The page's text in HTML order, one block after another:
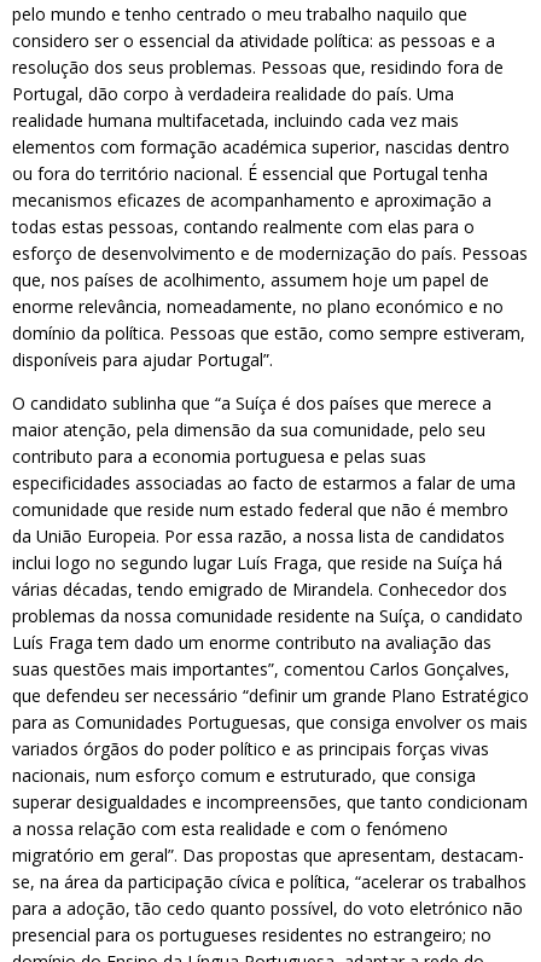
pelo mundo e tenho centrado o meu trabalho naquilo que
considero ser o essencial da atividade política: as pessoas e a
resolução dos seus problemas. Pessoas que, residindo fora de
Portugal, dão corpo à verdadeira realidade do país. Uma
realidade humana multifacetada, incluindo cada vez mais
elementos com formação académica superior, nascidas dentro
ou fora do território nacional. É essencial que Portugal tenha
mecanismos eficazes de acompanhamento e aproximação a
todas estas pessoas, contando realmente com elas para o
esforço de desenvolvimento e de modernização do país. Pessoas
que, nos países de acolhimento, assumem hoje um papel de
enorme relevância, nomeadamente, no plano económico e no
domínio da política. Pessoas que estão, como sempre estiveram,
disponíveis para ajudar Portugal”.
O candidato sublinha que “a Suíça é dos países que merece a
maior atenção, pela dimensão da sua comunidade, pelo seu
contributo para a economia portuguesa e pelas suas
especificidades associadas ao facto de estarmos a falar de uma
comunidade que reside num estado federal que não é membro
da União Europeia. Por essa razão, a nossa lista de candidatos
inclui logo no segundo lugar Luís Fraga, que reside na Suíça há
várias décadas, tendo emigrado de Mirandela. Conhecedor dos
problemas da nossa comunidade residente na Suíça, o candidato
Luís Fraga tem dado um enorme contributo na avaliação das
suas questões mais importantes”, comentou Carlos Gonçalves,
que defendeu ser necessário “definir um grande Plano Estratégico
para as Comunidades Portuguesas, que consiga envolver os mais
variados órgãos do poder político e as principais forças vivas
nacionais, num esforço comum e estruturado, que consiga
superar desigualdades e incompreensões, que tanto condicionam
a nossa relação com esta realidade e com o fenómeno
migratório em geral”. Das propostas que apresentam, destacam-
se, na área da participação cívica e política, “acelerar os trabalhos
para a adoção, tão cedo quanto possível, do voto eletrónico não
presencial para os portugueses residentes no estrangeiro; no